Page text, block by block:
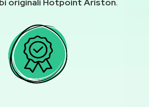
originali Hotpoint Ariston.